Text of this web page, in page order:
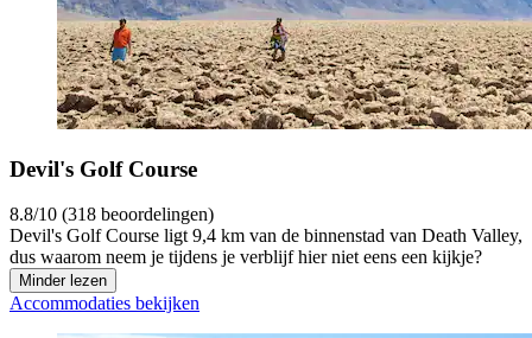
Devil's Golf Course
8.8/10 (318 beoordelingen)
Devil's Golf Course ligt 9,4 km van de binnenstad van Death Valley,
dus waarom neem je tijdens je verblijf hier niet eens een kijkje?
Minder lezen
Accommodaties bekijken